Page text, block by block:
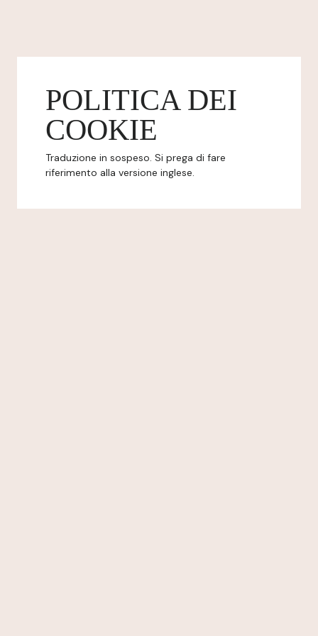
POLITICA DEI
COOKIE
Traduzione in sospeso. Si prega di fare
riferimento alla versione inglese.